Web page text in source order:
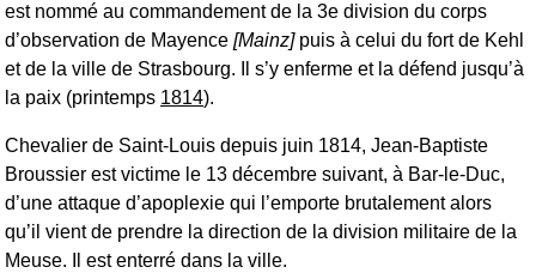
est nommé au commandement de la 3e division du corps
d’observation de Mayence [Mainz]puis à celui du fort de Kehl
et de la ville de Strasbourg. Il s’y enferme et la défend jusqu’à
la paix (printemps 1814).
Chevalier de Saint-Louis depuis juin 1814, Jean-Baptiste
Broussier est victime le 13 décembre suivant, à Bar-le-Duc,
d’une attaque d’apoplexie qui l’emporte brutalement alors
qu’il vient de prendre la direction de la division militaire de la
Meuse. Il est enterré dans la ville.